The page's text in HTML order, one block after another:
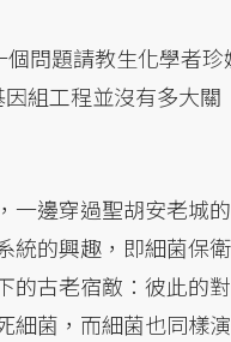
問題請教生化學者珍
組工程並沒有多大關
一邊穿過聖胡安老城的
統的興趣，即細菌保衛
的古老宿敵：彼此的對
細菌，而細菌也同樣演